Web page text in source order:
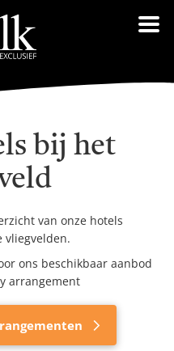
bij het
van onze hotels
vliegvelden.
ons beschikbaar aanbod
arrangement